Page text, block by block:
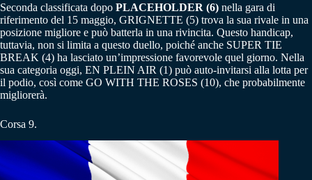
Seconda classificata dopo PLACEHOLDER (6) nella gara di
riferimento del 15 maggio, GRIGNETTE (5) trova la sua rivale in una
posizione migliore e può batterla in una rivincita. Questo handicap,
tuttavia, non si limita a questo duello, poiché anche SUPER TIE
BREAK (4) ha lasciato un’impressione favorevole quel giorno. Nella
sua categoria oggi, EN PLEIN AIR (1) può auto-invitarsi alla lotta per
il podio, così come GO WITH THE ROSES (10), che probabilmente
migliorerà.
Corsa 9.